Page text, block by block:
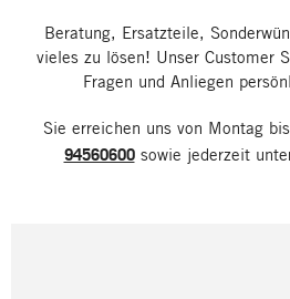
Beratung, Ersatzteile,
vieles zu lösen! Unser Customer
Fragen und Anliegen
Sie erreichen uns von Montag
94560600sowie jederzeit